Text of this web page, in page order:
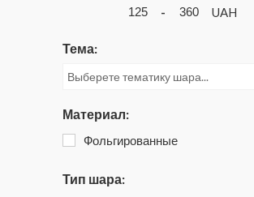
- UAH
Тема:
Выберете тематику шара...
Материал:
Фольгированные
Тип шара: